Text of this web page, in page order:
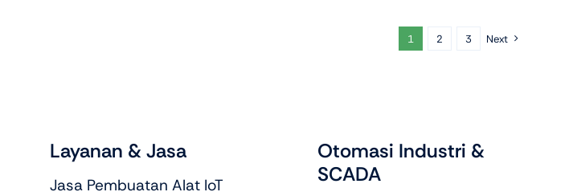
1 2 3 Next
Layanan & Jasa
Jasa Pembuatan Alat IoT
Otomasi Industri &
SCADA